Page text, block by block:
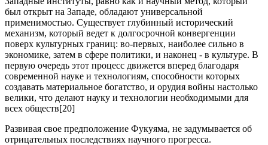
был открыт на Западе, обладают универсальной
применимостью. Существует глубинный исторический
механизм, который ведет к долгосрочной конвергенции
поверх культурных границ: во-первых, наиболее сильно в
экономике, затем в сфере политики, и наконец - в культуре. В
первую очередь этот процесс движется вперед благодаря
современной науке и технологиям, способности которых
создавать материальное богатство, и орудия войны настолько
велики, что делают науку и технологии необходимыми для
всех обществ[20]
Развивая свое предположение Фукуяма, не задумывается об
отрицательных последствиях научного прогресса.